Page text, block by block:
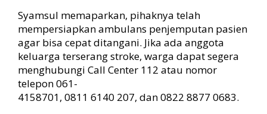
S
t
r
o
k
e
Syamsul memaparkan, pihaknya telah
mempersiapkan ambulans penjemputan pasien
agar bisa cepat ditangani. Jika ada anggota
keluarga terserang stroke, warga dapat segera
menghubungi Call Center 112 atau nomor
telepon 061-
4158701, 0811 6140 207, dan 0822 8877 0683.